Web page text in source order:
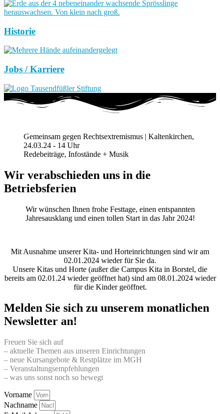
Historie
Jobs / Karriere
Gemeinsam gegen Rechtsextremismus | Kaltenkirchen,
24.03.24 - 14 Uhr
Redebeiträge, Infostände + Musik
Wir verabschieden uns in die
Betriebsferien
Wir wünschen Ihnen frohe Festtage, einen entspannten
Jahresausklang und einen tollen Start in das Jahr 2024!
Mit Ausnahme unserer Kita- und Horteinrichtungen sind wir am
02.01.2024 wieder für Sie da.
Unsere Kitas und Horte (außer die Campus Kita in Borstel, die
bereits am 02.01.24 wieder geöffnet hat) sind am 08.01.2024 wieder
für die Kinder geöffnet.
Melden Sie sich zu unserem monatlichen
Newsletter an!
Freuen Sie sich auf
– aktuelle Themen aus unseren Einrichtungen
– neue Kursangebote & Restplätze im MGH
– Veranstaltungsempfehlungen
– was uns sonst noch so bewegt
Vorname
Nachname